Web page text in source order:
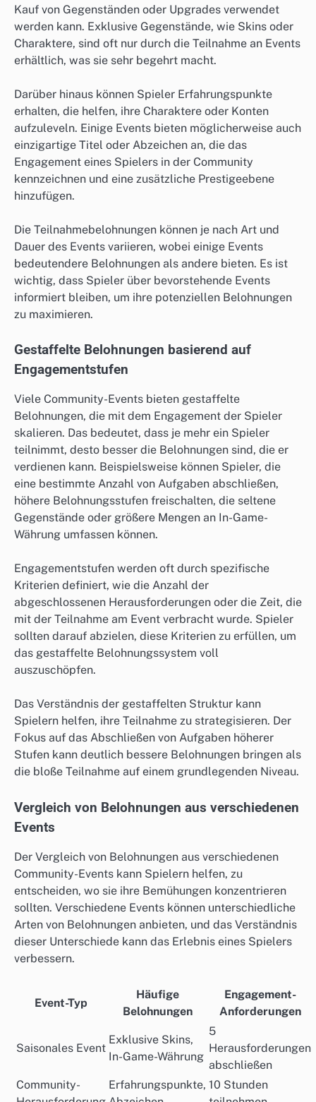
Kauf von Gegenständen oder Upgrades verwendet
werden kann. Exklusive Gegenstände, wie Skins oder
Charaktere, sind oft nur durch die Teilnahme an Events
erhältlich, was sie sehr begehrt macht.
Darüber hinaus können Spieler Erfahrungspunkte
erhalten, die helfen, ihre Charaktere oder Konten
aufzuleveln. Einige Events bieten möglicherweise auch
einzigartige Titel oder Abzeichen an, die das
Engagement eines Spielers in der Community
kennzeichnen und eine zusätzliche Prestigeebene
hinzufügen.
Die Teilnahmebelohnungen können je nach Art und
Dauer des Events variieren, wobei einige Events
bedeutendere Belohnungen als andere bieten. Es ist
wichtig, dass Spieler über bevorstehende Events
informiert bleiben, um ihre potenziellen Belohnungen
zu maximieren.
Gestaffelte Belohnungen basierend auf
Engagementstufen
Viele Community-Events bieten gestaffelte
Belohnungen, die mit dem Engagement der Spieler
skalieren. Das bedeutet, dass je mehr ein Spieler
teilnimmt, desto besser die Belohnungen sind, die er
verdienen kann. Beispielsweise können Spieler, die
eine bestimmte Anzahl von Aufgaben abschließen,
höhere Belohnungsstufen freischalten, die seltene
Gegenstände oder größere Mengen an In-Game-
Währung umfassen können.
Engagementstufen werden oft durch spezifische
Kriterien definiert, wie die Anzahl der
abgeschlossenen Herausforderungen oder die Zeit, die
mit der Teilnahme am Event verbracht wurde. Spieler
sollten darauf abzielen, diese Kriterien zu erfüllen, um
das gestaffelte Belohnungssystem voll
auszuschöpfen.
Das Verständnis der gestaffelten Struktur kann
Spielern helfen, ihre Teilnahme zu strategisieren. Der
Fokus auf das Abschließen von Aufgaben höherer
Stufen kann deutlich bessere Belohnungen bringen als
die bloße Teilnahme auf einem grundlegenden Niveau.
Vergleich von Belohnungen aus verschiedenen
Events
Der Vergleich von Belohnungen aus verschiedenen
Community-Events kann Spielern helfen, zu
entscheiden, wo sie ihre Bemühungen konzentrieren
sollten. Verschiedene Events können unterschiedliche
Arten von Belohnungen anbieten, und das Verständnis
dieser Unterschiede kann das Erlebnis eines Spielers
verbessern.
Event-Typ
Häufige
Belohnungen
Engagement-
Anforderungen
Saisonales Event
Exklusive Skins,
In-Game-Währung
5
Herausforderungen
abschließen
Community-
Erfahrungspunkte, 10 Stunden